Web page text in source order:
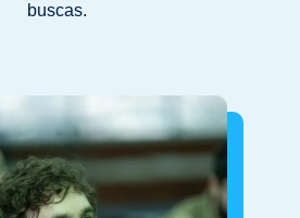
buscas.